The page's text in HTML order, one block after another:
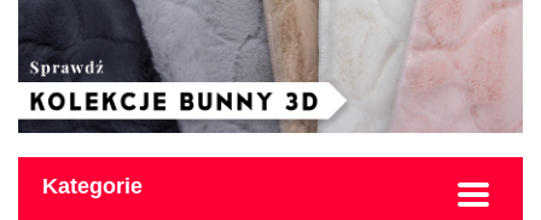
Kategorie